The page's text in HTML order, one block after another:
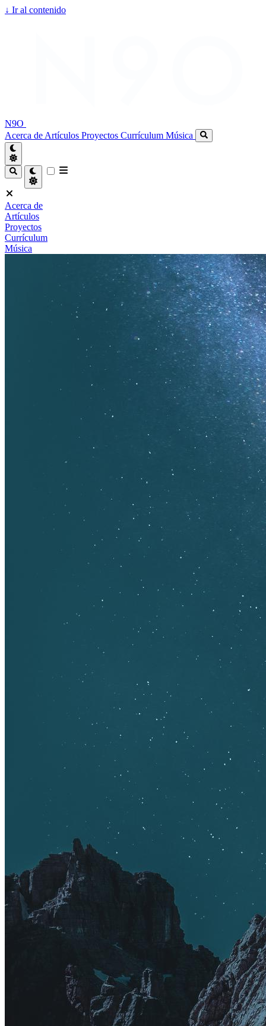
↓ Ir al contenido
N9O
Acerca de Artículos Proyectos Currículum Música
Acerca de
Artículos
Proyectos
Currículum
Música